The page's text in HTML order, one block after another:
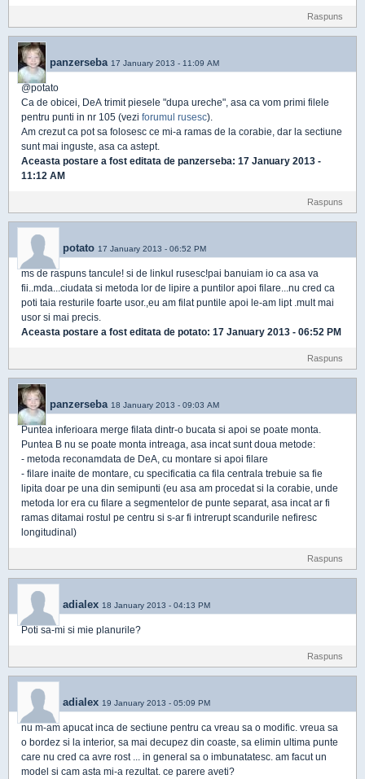
Raspuns
panzerseba 17 January 2013 - 11:09 AM
@potato
Ca de obicei, DeA trimit piesele "dupa ureche", asa ca vom primi filele
pentru punti in nr 105 (vezi forumul rusesc).
Am crezut ca pot sa folosesc ce mi-a ramas de la corabie, dar la sectiune
sunt mai inguste, asa ca astept.
Aceasta postare a fost editata de panzerseba: 17 January 2013 -
11:12 AM
Raspuns
potato 17 January 2013 - 06:52 PM
ms de raspuns tancule! si de linkul rusesc!pai banuiam io ca asa va
fii..mda...ciudata si metoda lor de lipire a puntilor apoi filare...nu cred ca
poti taia resturile foarte usor.,eu am filat puntile apoi le-am lipt .mult mai
usor si mai precis.
Aceasta postare a fost editata de potato: 17 January 2013 - 06:52 PM
Raspuns
panzerseba 18 January 2013 - 09:03 AM
Puntea inferioara merge filata dintr-o bucata si apoi se poate monta.
Puntea B nu se poate monta intreaga, asa incat sunt doua metode:
- metoda reconamdata de DeA, cu montare si apoi filare
- filare inaite de montare, cu specificatia ca fila centrala trebuie sa fie
lipita doar pe una din semipunti (eu asa am procedat si la corabie, unde
metoda lor era cu filare a segmentelor de punte separat, asa incat ar fi
ramas ditamai rostul pe centru si s-ar fi intrerupt scandurile nefiresc
longitudinal)
Raspuns
adialex 18 January 2013 - 04:13 PM
Poti sa-mi si mie planurile?
Raspuns
adialex 19 January 2013 - 05:09 PM
nu m-am apucat inca de sectiune pentru ca vreau sa o modific. vreua sa
o bordez si la interior, sa mai decupez din coaste, sa elimin ultima punte
care nu cred ca avre rost ... in general sa o imbunatatesc. am facut un
model si cam asta mi-a rezultat. ce parere aveti?